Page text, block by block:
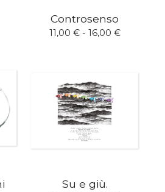
Controsenso
11,00 €- 16,00 €
Su e giù.